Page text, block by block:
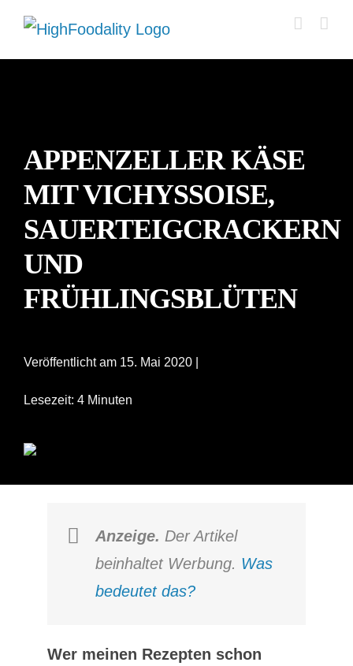
Zum
Inhalt
APPENZELLER KÄSE
MIT VICHYSSOISE,
SAUERTEIGCRACKERN
UND
FRÜHLINGSBLÜTEN
Veröffentlicht am 15. Mai 2020 |
Lesezeit: 4 Minuten
Anzeige. Der Artikel
beinhaltet Werbung. Was
bedeutet das?
Wer meinen Rezepten schon